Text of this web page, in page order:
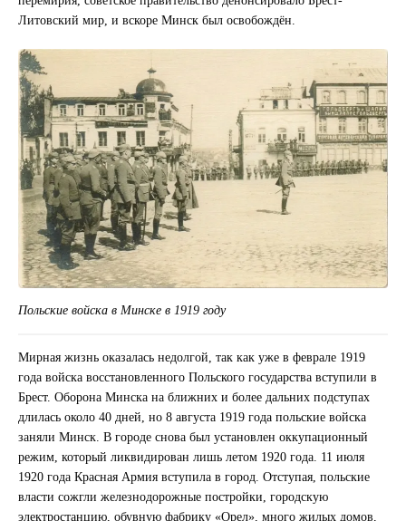
Литовский мир, и вскоре Минск был освобождён.
Польские войска в Минске в 1919 году
Мирная жизнь оказалась недолгой, так как уже в феврале 1919
года войска восстановленного Польского государства вступили в
Брест. Оборона Минска на ближних и более дальних подступах
длилась около 40 дней, но 8 августа 1919 года польские войска
заняли Минск. В городе снова был установлен оккупационный
режим, который ликвидирован лишь летом 1920 года. 11 июля
1920 года Красная Армия вступила в город. Отступая, польские
власти сожгли железнодорожные постройки, городскую
электростанцию, обувную фабрику «Орел», много жилых домов,